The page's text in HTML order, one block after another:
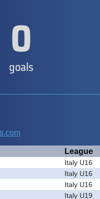
0
goals